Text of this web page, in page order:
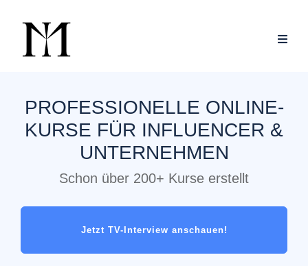
PROFESSIONELLE ONLINE-
KURSE FÜR INFLUENCER &
UNTERNEHMEN
Schon über 200+ Kurse erstellt
Jetzt TV-Interview anschauen!